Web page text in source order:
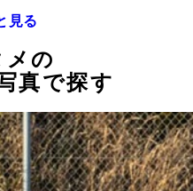
見る
メの
真で探す